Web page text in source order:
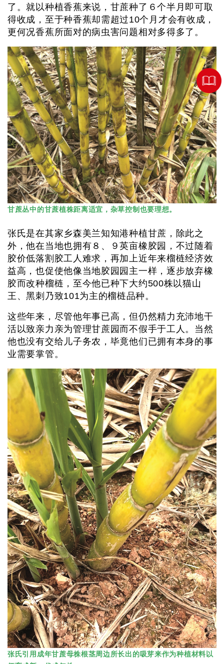
了。就以种植香蕉来说，甘蔗种了６个半月即可取
得收成，至于种香蕉却需超过10个月才会有收成，
更何况香蕉所面对的病虫害问题相对多得多了。
甘蔗丛中的甘蔗植株距离适宜，杂草控制也要理想。
张氏是在其家乡森美兰知知港种植甘蔗，除此之
外，他在当地也拥有８、９英亩橡胶园，不过随着
胶价低落割胶工人难求，再加上近年来榴梿经济效
益高，也促使他像当地胶园园主一样，逐步放弃橡
胶而改种榴梿，至今他已种下大约500株以猫山
王、黑刺乃致101为主的榴梿品种。
这些年来，尽管他年事已高，但仍然精力充沛地干
活以致亲力亲为管理甘蔗园而不假手于工人。当然
他也没有交给儿子务农，毕竟他们已拥有本身的事
业需要掌管。
张氏引用成年甘蔗母株根茎周边所长出的吸芽来作为种植材料以